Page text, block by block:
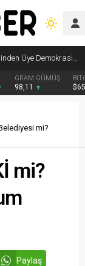
Yeni Nesil Siyaset: Delege Demokrasisinden Üye Demokrasisine
GRAM GÜMÜŞ
98,11
mi?
mi?
Paylaş